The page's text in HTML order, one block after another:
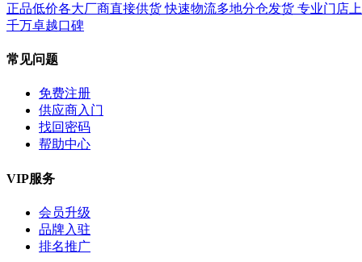
正品低价各大厂商直接供货 快速物流多地分仓发货 专业门店
千万卓越口碑
常见问题
免费注册
供应商入门
找回密码
帮助中心
VIP服务
会员升级
品牌入驻
排名推广